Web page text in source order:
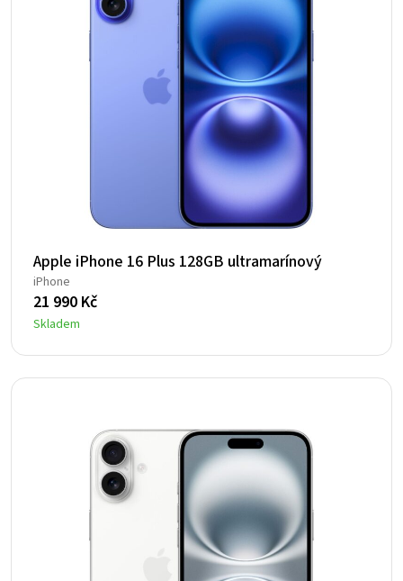
Apple iPhone 16 Plus 128GB ultramarínový
iPhone
21 990 Kč
Skladem